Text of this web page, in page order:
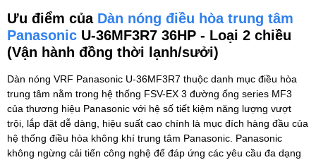
Ưu điểm của Dàn nóng điều hòa trung tâm
Panasonic U-36MF3R7 36HP - Loại 2 chiều
(Vận hành đồng thời lạnh/sưởi)
Dàn nóng VRF Panasonic U-36MF3R7 thuộc danh mục điều hòa
trung tâm nằm trong hệ thống FSV-EX 3 đường ống series MF3
của thương hiệu Panasonic với hệ số tiết kiệm năng lượng vượt
trội, lắp đặt dễ dàng, hiệu suất cao chính là mục đích hàng đầu của
hệ thống điều hòa không khí trung tâm Panasonic. Panasonic
không ngừng cải tiến công nghệ để đáp ứng các yêu cầu đa dạng